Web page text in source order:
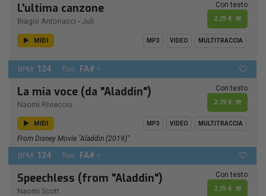
L'ultima canzone
Biagio Antonacci - Juli
Con testo
2,19 €
MIDI MP3 VIDEO MULTITRACCIA
BPM: 124 Ton.: FA# -
La mia voce (da "Aladdin")
Naomi Rivieccio
Con testo
2,19 €
MIDI MP3 VIDEO MULTITRACCIA
From Disney Movie "Aladdin (2019)"
BPM: 124 Ton.: FA# -
Speechless (from "Aladdin")
Naomi Scott
Con testo
2,19 €